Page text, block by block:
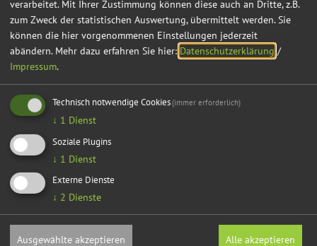
Veranstaltungen
verarbeitet. Mit Ihrer Zustimmung können diese auch an Dritte, z.B.
zum Zweck der statistischen Auswertung, übermittelt werden. Sie
können die hier vorgenommenen Einstellungen jederzeit
abändern. Mehr dazu erfahren Sie hier: Datenschutzerklärung /
Impressum.
Technisch notwendige Cookies(immer erforderlich)
↓ 1 Dienst
Soziale Plugins
↓ 1 Dienst
Externe Dienste
↓ 2 Dienste
Ausgewählte akzeptieren Alle akzeptieren